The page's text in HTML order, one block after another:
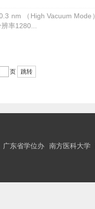
nm （High Vacuum Mode
率1280...
页 跳转
广东省学位办 南方医科大学